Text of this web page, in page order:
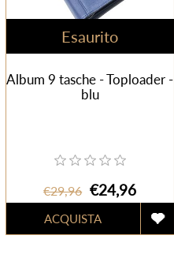
Esaurito
Album 9 tasche - Toploader -
blu
€29,96 €24,96